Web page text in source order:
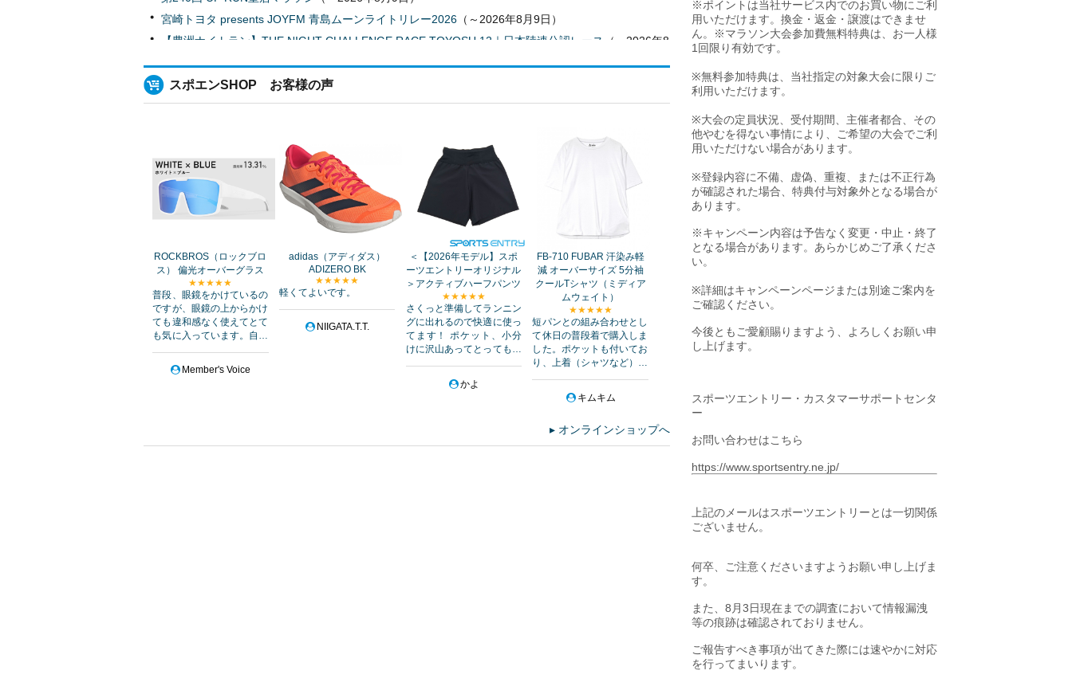
年末走り納めマラソン2026【東京豊洲会場】（2026年8月4日～）
年末走り納め耐久リレーマラソン2026【東京豊洲会場】（2026年8月4日～）
彩湖エコマラソン2026オータムスペシャル（2026年8月4日～）
New Year 上野の森 20kmマラソン・10kmマラソン
ルネサンス・ランニングフェスティバル2026
（2026年8月3日～）
第35回きやまロードレース大会・第12回きやまスロージョギング（R）大会
（2026年8月3日～）
第25回 坂戸市民チャリティマラソン（市制施行50周年記念事業）
（2026年8月3日～）
第25回 あやはし海中ロードレース大会（2026年8月3日～）
第40回記念 みつ健康マラソン大会（2026年8月1日～）
- 走った後も、楽しみがいっぱい
第12回 中之条まちなか5時間リレーマラソン
（2026年8月1日～）- 仲間とタスキをつないで今年一番
の笑顔に！
2026／第18回とよねみどり湖ハーフマラソン
（2026年8月1日～） - 走って、食べて、とよねの秋を
満喫しよう！
第34回 浜村杯秋穂ロードレース大会（ハーフマラソン）（2026年8月1日～）
（2026年8月1日～）
一心fuRUN2026（2026年8月1日～）
（2026年8月1日～）- ～われら銀河夢追い人 走れ！宇宙の浦
第38回 稲沢シティーマラソン（2026年8月1日～）
宮崎トヨタ presents JOYFM 青島ムーンライトリレー2026 （～2026年8月9日）
【豊洲ナイトラン】THE NIGHT CHALLENGE RACE TOYOSU 12｜日本陸連公認レース
（～2026年8
2026 OSJ 安達太良山トレイル
第86回 スポーツメイトラン東大島小松川公園ハーフマラソン
（～2026年8月13日）
第15回 湊酒田つや姫ハーフマラソン大会（～2026年8月13日）
- 2kmの部を新たに追加！
滝の絶景と赤目四十八滝トレイルラン （～2026年8月13日）
スポエンSHOP お客様の声
ROCKBROS（ロックブロ
ス） 偏光オーバーグラス
★★★★★
普段、眼鏡をかけているの
ですが、眼鏡の上からかけ
ても違和感なく使えてとて
も気に入っています。自転
Member's Voice
adidas（アディダス）
ADIZERO BK
★★★★★
軽くてよいです。
NIIGATA.T.T.
＜【2026年モデル】スポ
ーツエントリーオリジナル
＞アクティブハーフパンツ
★★★★★
さくっと準備してランニン
グに出れるので快適に使っ
てます！ ポケット、小分
けに沢山あってとっても使
かよ
FB-710 FUBAR 汗染み軽
減 オーバーサイズ 5分袖
クールTシャツ（ミディア
ムウェイト）
★★★★★
短パンとの組み合わせとし
て休日の普段着で購入しま
した。ポケットも付いてお
り、上着（シャツなど）と
キムキム
オンラインショップへ
※ポイントは当社サービス内でのお買い物にご利
用いただけます。換金・返金・譲渡はできませ
ん。※マラソン大会参加費無料特典は、お一人様
1回限り有効です。
※無料参加特典は、当社指定の対象大会に限りご
利用いただけます。
※大会の定員状況、受付期間、主催者都合、その
他やむを得ない事情により、ご希望の大会でご利
用いただけない場合があります。
※登録内容に不備、虚偽、重複、または不正行為
が確認された場合、特典付与対象外となる場合が
あります。
※キャンペーン内容は予告なく変更・中止・終了
となる場合があります。あらかじめご了承くださ
い。
※詳細はキャンペーンページまたは別途ご案内を
ご確認ください。
今後ともご愛顧賜りますよう、よろしくお願い申
し上げます。
スポーツエントリー・カスタマーサポートセンタ
ー
お問い合わせはこちら
https://www.sportsentry.ne.jp/
上記のメールはスポーツエントリーとは一切関係
ございません。
何卒、ご注意くださいますようお願い申し上げま
す。
また、8月3日現在までの調査において情報漏洩
等の痕跡は確認されておりません。
ご報告すべき事項が出てきた際には速やかに対応
を行ってまいります。